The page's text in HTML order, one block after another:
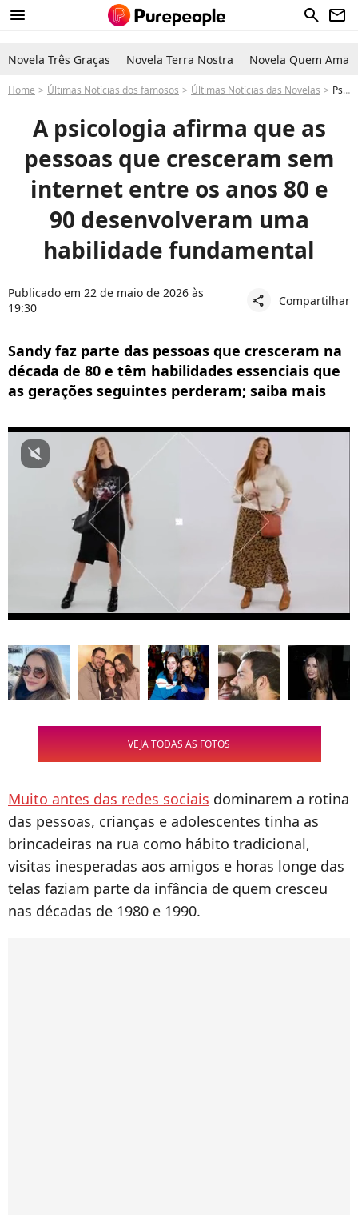
menu search newsletter
Novela Três Graças Novela Terra Nostra Novela Quem Ama
Home Últimas Notícias dos famosos Últimas Notícias das Novelas Psicologia explica: infância de Sandy longe da internet pode ter dado força à habilidade especial; famosa cantora é conhecida pela disciplina e talento
A psicologia afirma que as
pessoas que cresceram sem
internet entre os anos 80 e
90 desenvolveram uma
habilidade fundamental
Publicado em 22 de maio de 2026 às
19:30
share Compartilhar
Sandy faz parte das pessoas que cresceram na
década de 80 e têm habilidades essenciais que
as gerações seguintes perderam; saiba mais
VEJA TODAS AS FOTOS
Muito antes das redes sociais dominarem a rotina
das pessoas, crianças e adolescentes tinha as
brincadeiras na rua como hábito tradicional,
visitas inesperadas aos amigos e horas longe das
telas faziam parte da infância de quem cresceu
nas décadas de 1980 e 1990.